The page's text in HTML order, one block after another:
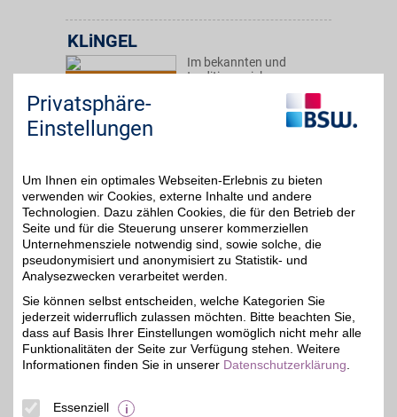
KLiNGEL
Im bekannten und
traditionsreichen
Versandhaus online aus
einer riesigen Vielfalt an
Mode, Schuhe, Schmuck,
Shopping sparen.
Zum Partnerprofil
Quiksilver
Die facettenreiche
Kollektion unseres
Partners entdecken: Hier
werden Funktion und
Form vereint - Kleidung,
die nicht nur gut aussieht,
Privatsphäre-
Einstellungen
Um Ihnen ein optimales Webseiten-Erlebnis zu bieten
verwenden wir Cookies, externe Inhalte und andere
Technologien. Dazu zählen Cookies, die für den Betrieb der
Seite und für die Steuerung unserer kommerziellen
Unternehmensziele notwendig sind, sowie solche, die
pseudonymisiert und anonymisiert zu Statistik- und
Analysezwecken verarbeitet werden.
Sie können selbst entscheiden, welche Kategorien Sie
jederzeit widerruflich zulassen möchten. Bitte beachten Sie,
dass auf Basis Ihrer Einstellungen womöglich nicht mehr alle
Funktionalitäten der Seite zur Verfügung stehen. Weitere
Informationen finden Sie in unserer Datenschutzerklärung
Essenziell